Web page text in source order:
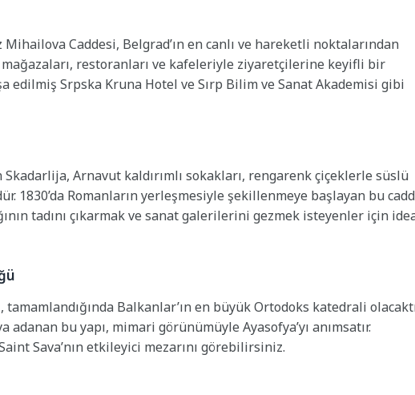
Caddesi, Belgrad’ın en canlı ve hareketli noktalarından
restoranları ve kafeleriyle ziyaretçilerine keyifli bir
edilmiş Srpska Kruna Hotel ve Sırp Bilim ve Sanat Akademisi gibi
Skadarlija, Arnavut kaldırımlı sokakları, rengarenk çiçeklerle süslü
1830’da Romanların yerleşmesiyle şekillenmeye başlayan bu
tadını çıkarmak ve sanat galerilerini gezmek isteyenler için
tamamlandığında Balkanlar’ın en büyük Ortodoks katedrali
adanan bu yapı, mimari görünümüyle Ayasofya’yı anımsatır.
Sava’nın etkileyici mezarını görebilirsiniz.